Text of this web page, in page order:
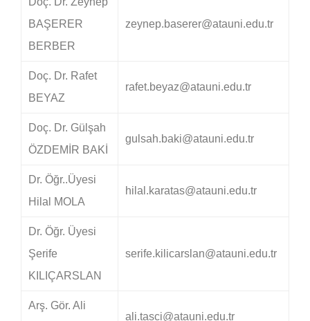
BAŞERER
BERBER
zeynep.baserer@atauni.edu.tr
Doç. Dr. Rafet
BEYAZ
rafet.beyaz@atauni.edu.tr
Doç. Dr. Gülşah
ÖZDEMİR BAKİ
gulsah.baki@atauni.edu.tr
Dr. Öğr..Üyesi
Hilal MOLA
hilal.karatas@atauni.edu.tr
Dr. Öğr. Üyesi
Şerife
KILIÇARSLAN
serife.kilicarslan@atauni.edu.tr
Arş. Gör. Ali
ali.tasci@atauni.edu.tr